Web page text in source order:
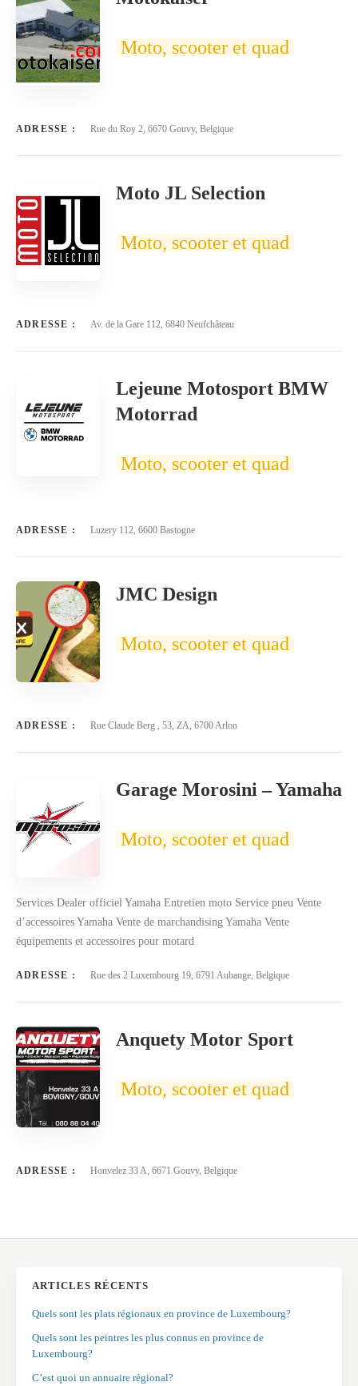
Moto, scooter et quad
ADRESSE : Rue du Roy 2, 6670 Gouvy, Belgique
Moto JL Selection
Moto, scooter et quad
ADRESSE : Av. de la Gare 112, 6840 Neufchâteau
Lejeune Motosport BMW
Motorrad
Moto, scooter et quad
ADRESSE : Luzery 112, 6600 Bastogne
JMC Design
Moto, scooter et quad
ADRESSE : Rue Claude Berg , 53, ZA, 6700 Arlon
Garage Morosini – Yamaha
Moto, scooter et quad
Services Dealer officiel Yamaha Entretien moto Service pneu Vente
d’accessoires Yamaha Vente de marchandising Yamaha Vente
équipements et accessoires pour motard
ADRESSE : Rue des 2 Luxembourg 19, 6791 Aubange, Belgique
Anquety Motor Sport
Moto, scooter et quad
ADRESSE : Honvelez 33 A, 6671 Gouvy, Belgique
ARTICLES RÉCENTS
Quels sont les plats régionaux en province de Luxembourg?
Quels sont les peintres les plus connus en province de
Luxembourg?
C’est quoi un annuaire régional?